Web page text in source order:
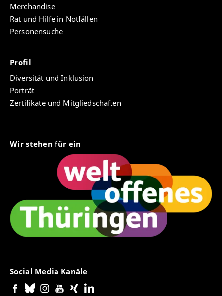
Merchandise
Rat und Hilfe in Notfällen
Personensuche
Profil
Diversität und Inklusion
Porträt
Zertifikate und Mitgliedschaften
Wir stehen für ein
Social Media Kanäle